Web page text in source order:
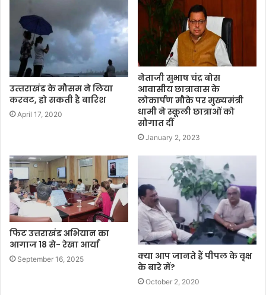
उत्‍तराखंड के मौसम ने लिया
करवट, हो सकती है बारिश
April 17, 2020
नेताजी सुभाष चंद्र बोस
आवासीय छात्रावास के
लोकार्पण मौके पर मुख्यमंत्री
धामी ने स्कूली छात्राओं को
सौगात दीं
January 2, 2023
फिट उत्तराखंड अभियान का
आगाज 18 से- रेखा आर्या
September 16, 2025
क्या आप जानते हैं पीपल के वृक्ष
के बारे में?
October 2, 2020